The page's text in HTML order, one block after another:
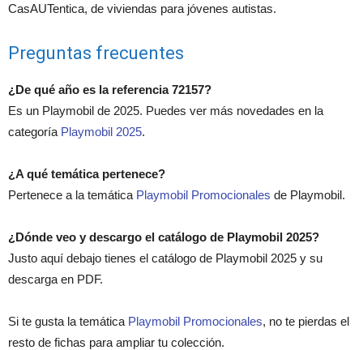
CasAUTentica, de viviendas para jóvenes autistas.
Preguntas frecuentes
¿De qué año es la referencia 72157?
Es un Playmobil de 2025. Puedes ver más novedades en la
categoría Playmobil 2025.
¿A qué temática pertenece?
Pertenece a la temática Playmobil Promocionales de Playmobil.
¿Dónde veo y descargo el catálogo de Playmobil 2025?
Justo aquí debajo tienes el catálogo de Playmobil 2025 y su
descarga en PDF.
Si te gusta la temática Playmobil Promocionales, no te pierdas el
resto de fichas para ampliar tu colección.